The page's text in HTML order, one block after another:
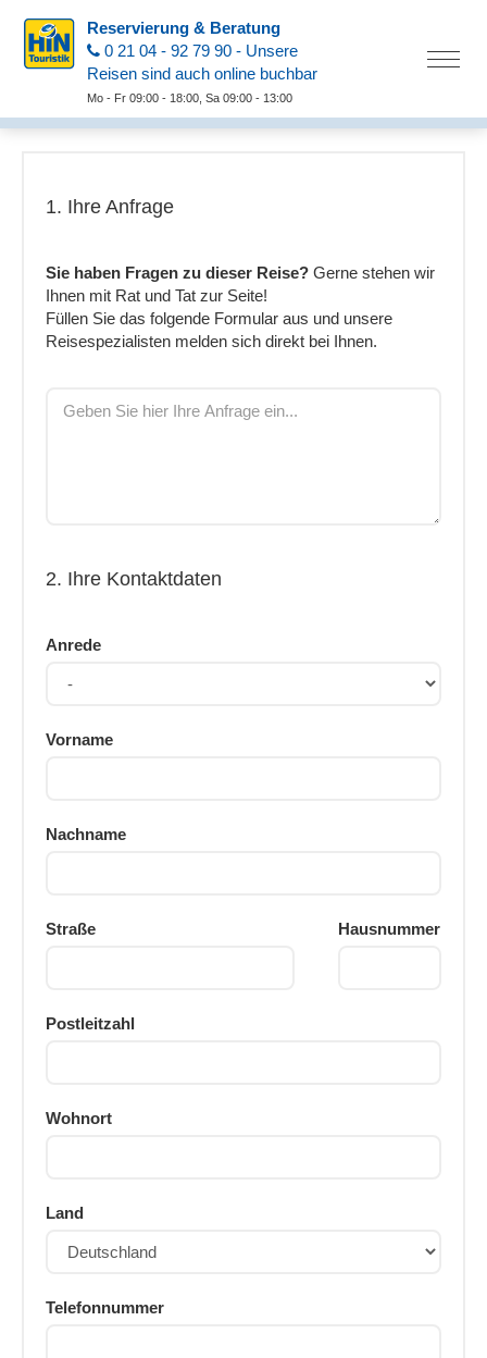
Reservierung & Beratung
0 21 04 - 92 79 90 - Unsere
Reisen sind auch online buchbar
Mo - Fr 09:00 - 18:00, Sa 09:00 - 13:00
1. Ihre Anfrage
Sie haben Fragen zu dieser Reise? Gerne stehen wir
Ihnen mit Rat und Tat zur Seite!
Füllen Sie das folgende Formular aus und unsere
Reisespezialisten melden sich direkt bei Ihnen.
2. Ihre Kontaktdaten
Anrede
Vorname
Nachname
Straße Hausnummer
Postleitzahl
Wohnort
Land
Telefonnummer